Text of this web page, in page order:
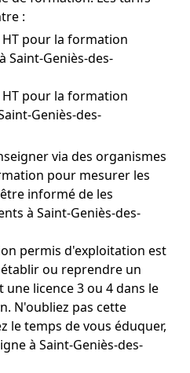
:
HT pour la formation
Saint-Geniès-des-
HT pour la formation
Geniès-des-
via des organismes
pour mesurer les
informé de les
à Saint-Geniès-des-
permis d'exploitation est
ou reprendre un
licence 3 ou 4 dans le
N'oubliez pas cette
le temps de vous éduquer,
à Saint-Geniès-des-